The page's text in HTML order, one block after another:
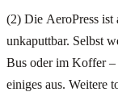
(2) Die AeroPress ist
unkaputtbar. Selbst
Bus oder im Koffer –
einiges aus. Weitere